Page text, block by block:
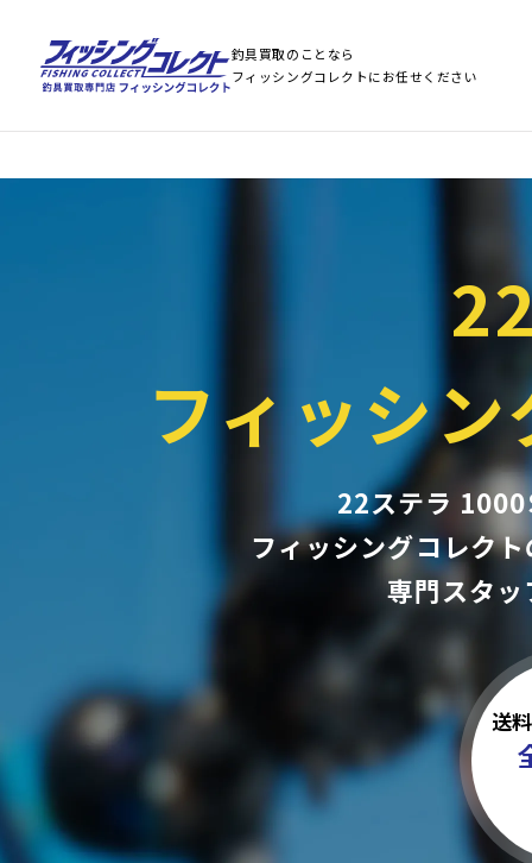
釣具買取のことなら
フィッシングコレクトにお任せください
Warning: Array to string conversion in
フィッシ
22ステラ
フィッシングコレク
専門スタ
送